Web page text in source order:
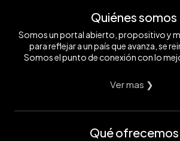
Quiénes somos
Somos un portal abierto, propositivo y
para reflejar a un país que avanza, se
Somos el punto de conexión con lo
Ver mas ❯
Qué ofrecemos